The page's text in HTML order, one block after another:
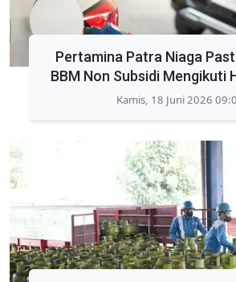
Pertamina Patra Niaga
BBM Non Subsidi Mengikuti
Kamis, 18 Juni 2026